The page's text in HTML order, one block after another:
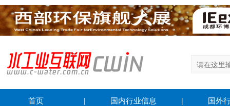
首页 | 国内行业信息 | 国外